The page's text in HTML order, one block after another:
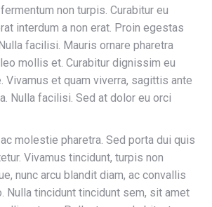
non turpis. Curabitur eu
interdum a non erat. Proin egestas
facilisi. Mauris ornare pharetra
mollis et. Curabitur dignissim eu
Vivamus et quam viverra, sagittis ante
Nulla facilisi. Sed at dolor eu orci
molestie pharetra. Sed porta dui quis
Vivamus tincidunt, turpis non
nunc arcu blandit diam, ac convallis
Nulla tincidunt tincidunt sem, sit amet